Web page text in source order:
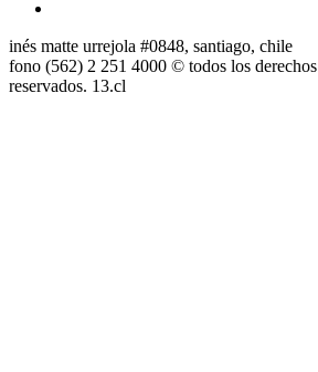
inés matte urrejola #0848, santiago, chile
fono (562) 2 251 4000 © todos los derechos
reservados. 13.cl